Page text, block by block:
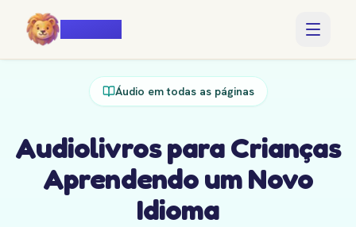
Áudio em todas as páginas
Audiolivros para Crianças
Aprendendo um Novo
Idioma